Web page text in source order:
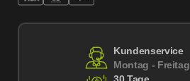
Kundenservice
Montag - Freitag